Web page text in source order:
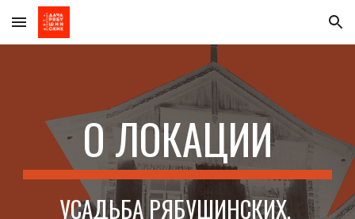
Skip to main content Skip to navigation
О ЛОКАЦИИ
УСАДЬБА РЯБУШИНСКИХ,